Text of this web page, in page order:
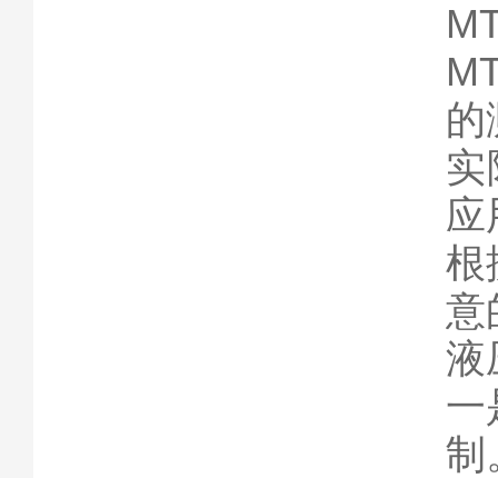
的
应
根
意
液
一
制